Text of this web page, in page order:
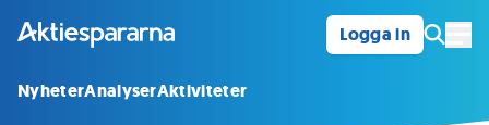
Logga in
NyheterAnalyserAktiviteter